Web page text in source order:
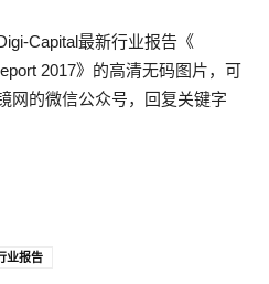
Capital最新行业报告《
2017》的高清无码图片，可
网的微信公众号，回复关键字
业报告